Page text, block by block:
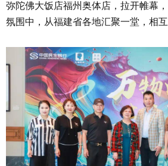
弥陀佛大饭店福州奥体店，拉开帷幕
氛围中，从福建省各地汇聚一堂，相